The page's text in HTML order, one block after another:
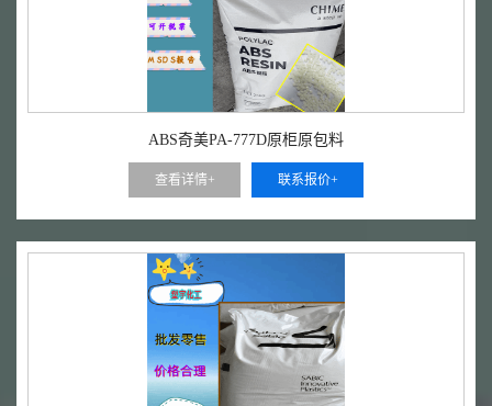
ABS奇美PA-777D原柜原包料
查看详情+ 联系报价+